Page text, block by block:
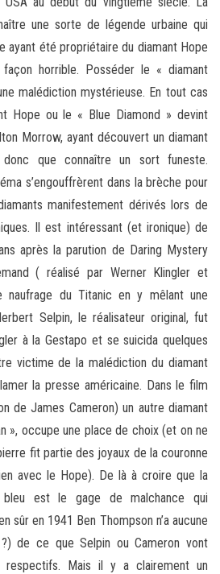
une sorte de légende urbaine qui
ayant été propriétaire du diamant Hope
horrible. Posséder le « diamant
malédiction mystérieuse. En tout cas
Hope ou le « Blue Diamond » devint
Morrow, ayant découvert un diamant
que connaître un sort funeste.
s’engouffrèrent dans la brèche pour
manifestement dérivés lors de
Il est intéressant (et ironique) de
après la parution de Daring Mystery
( réalisé par Werner Klingler et
naufrage du Titanic en y mêlant une
Selpin, le réalisateur original, fut
à la Gestapo et se suicida quelques
victime de la malédiction du diamant
la presse américaine. Dans le film
de James Cameron) un autre diamant
», occupe une place de choix (et on ne
fit partie des joyaux de la couronne
avec le Hope). De là à croire que la
bleu est le gage de malchance qui
sûr en 1941 Ben Thompson n’a aucune
de ce que Selpin ou Cameron vont
Mais il y a clairement un